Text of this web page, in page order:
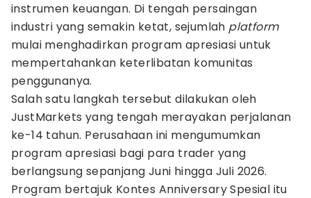
instrumen keuangan. Di tengah persaingan
industri yang semakin ketat, sejumlah platform
mulai menghadirkan program apresiasi untuk
mempertahankan keterlibatan komunitas
penggunanya.
Salah satu langkah tersebut dilakukan oleh
JustMarkets yang tengah merayakan perjalanan
ke-14 tahun. Perusahaan ini mengumumkan
program apresiasi bagi para trader yang
berlangsung sepanjang Juni hingga Juli 2026.
Program bertajuk Kontes Anniversary Spesial itu